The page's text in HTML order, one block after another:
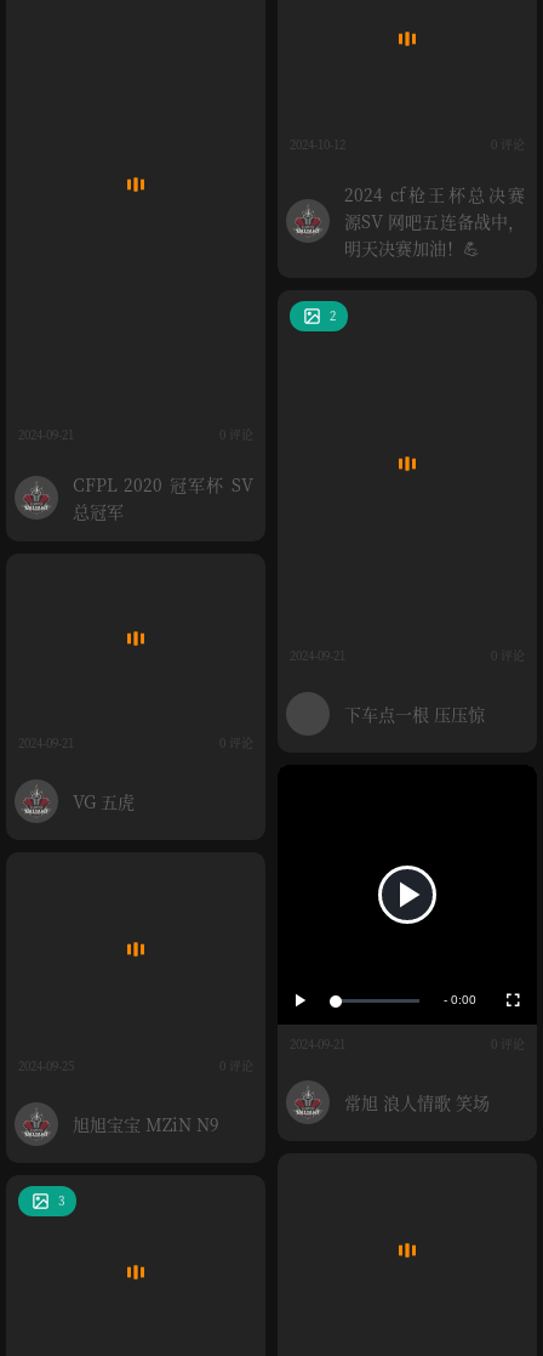
2024-10-12 0 评论
2024 cf枪王杯总决赛
源SV 网吧五连备战中，
明天决赛加油！💪
2024-09-21 0 评论
CFPL 2020 冠军杯 SV
总冠军
2
2024-09-21 0 评论
下车点一根 压压惊
2024-09-21 0 评论
VG 五虎
播
媒
体
加
完
成
:
- 0:00
2024-09-21 0 评论
常旭 浪人情歌 笑场
2024-09-25 0 评论
旭旭宝宝 MZiN N9
3